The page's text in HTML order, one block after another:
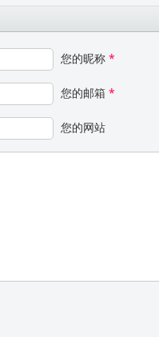
您的昵称 *
您的邮箱 *
您的网站